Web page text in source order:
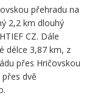
přehradu na
2,2 km dlouhý
CZ. Dále
délce 3,87 km, z
přes Hričovskou
dvě